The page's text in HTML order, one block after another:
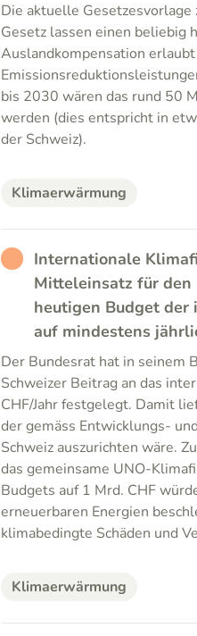
Die aktuelle Gesetzesvorlage
Gesetz lassen einen beliebig
Auslandkompensation
bis 2030 wären das rund 50
werden (dies entspricht in
der Schweiz).
Klimaerwärmung
RATHER_BAD
Internationale
Mitteleinsatz für den
heutigen Budget der
auf mindestens
Der Bundesrat hat in seinem
Schweizer Beitrag an das
CHF/Jahr festgelegt. Damit
der gemäss Entwicklungs-
Schweiz auszurichten wäre.
das gemeinsame UNO-
Budgets auf 1 Mrd. CHF
erneuerbaren Energien
klimabedingte Schäden und
Klimaerwärmung